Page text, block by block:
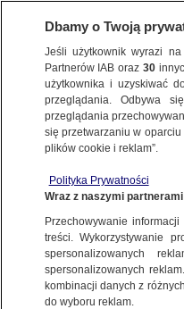
POLSKA
Nowy sondaż
20.02.2025, 08:31
Udostępnij
Dbamy o Twoją
Jeśli użytkownik wyrazi
Partnerów IAB oraz30
użytkownika i uzyskiwać
przeglądania. Odbywa
przeglądania
się przetwarzaniu w
plików cookie i reklam”.
Polityka Prywatności
Wraz z naszymi
Przechowywanie
treści. Wykorzystywanie
spersonalizowanych
spersonalizowanych
kombinacji danych z
do wyboru reklam.